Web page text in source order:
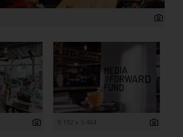
8 192 x 5 464